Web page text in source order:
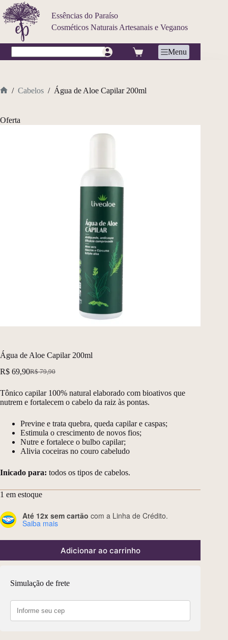
Pular
para
conteúdo
Essências do Paraíso
Cosméticos Naturais Artesanais e Veganos
Sem
Carrinho Menu
/ Cabelos / Água de Aloe Capilar 200ml
Oferta
Água de Aloe Capilar 200ml
R$79,90
O
original
era:
R$ 69,90O
atual
é:
Tônico capilar 100% natural elaborado com bioativos que
nutrem e fortalecem o cabelo da raiz às pontas.
Previne e trata quebra, queda capilar e caspas;
Estimula o crescimento de novos fios;
Nutre e fortalece o bulbo capilar;
Alivia coceiras no couro cabeludo
Inicado para: todos os tipos de cabelos.
1 em estoque
Até 12x sem cartão com a Linha de Crédito.
Saiba mais
Adicionar ao carrinho
Simulação de frete